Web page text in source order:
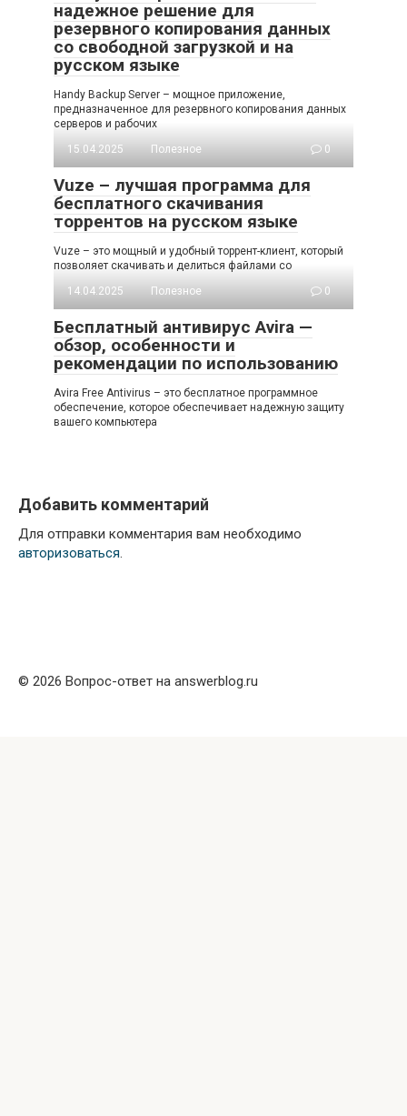
надежное решение для
резервного копирования данных
со свободной загрузкой и на
русском языке
Handy Backup Server – мощное приложение,
предназначенное для резервного копирования данных
серверов и рабочих
15.04.2025
Полезное 0
Vuze – лучшая программа для
бесплатного скачивания
торрентов на русском языке
Vuze – это мощный и удобный торрент-клиент, который
позволяет скачивать и делиться файлами со
14.04.2025
Полезное 0
Бесплатный антивирус Avira —
обзор, особенности и
рекомендации по использованию
Avira Free Antivirus – это бесплатное программное
обеспечение, которое обеспечивает надежную защиту
вашего компьютера
Добавить комментарий
Для отправки комментария вам необходимо
авторизоваться.
© 2026 Вопрос-ответ на answerblog.ru